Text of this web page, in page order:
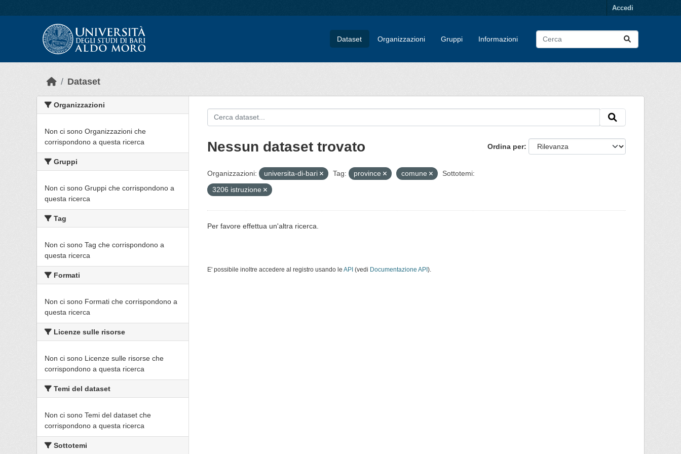
Accedi
Dataset Organizzazioni Gruppi Informazioni
Dataset
Organizzazioni
Non ci sono Organizzazioni che
corrispondono a questa ricerca
Gruppi
Non ci sono Gruppi che corrispondono a
questa ricerca
Tag
Non ci sono Tag che corrispondono a
questa ricerca
Formati
Non ci sono Formati che corrispondono a
questa ricerca
Licenze sulle risorse
Non ci sono Licenze sulle risorse che
corrispondono a questa ricerca
Temi del dataset
Non ci sono Temi del dataset che
corrispondono a questa ricerca
Sottotemi
Ordina per
Nessun dataset trovato
Organizzazioni: universita-di-bari Tag: province comune
Sottotemi:
3206 istruzione
Per favore effettua un'altra ricerca.
E' possibile inoltre accedere al registro usando le API (vedi Documentazione API ).